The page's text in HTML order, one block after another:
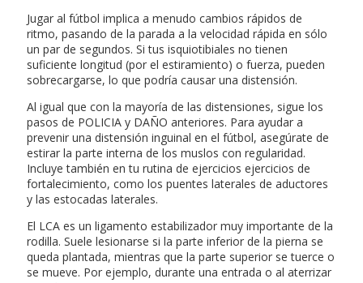
Jugar al fútbol implica a menudo cambios rápidos de
ritmo, pasando de la parada a la velocidad rápida en sólo
un par de segundos. Si tus isquiotibiales no tienen
suficiente longitud (por el estiramiento) o fuerza, pueden
sobrecargarse, lo que podría causar una distensión.
Al igual que con la mayoría de las distensiones, sigue los
pasos de POLICIA y DAÑO anteriores. Para ayudar a
prevenir una distensión inguinal en el fútbol, asegúrate de
estirar la parte interna de los muslos con regularidad.
Incluye también en tu rutina de ejercicios ejercicios de
fortalecimiento, como los puentes laterales de aductores
y las estocadas laterales.
El LCA es un ligamento estabilizador muy importante de la
rodilla. Suele lesionarse si la parte inferior de la pierna se
queda plantada, mientras que la parte superior se tuerce o
se mueve. Por ejemplo, durante una entrada o al aterrizar